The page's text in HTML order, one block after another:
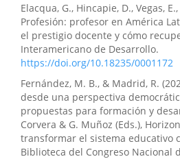
Elacqua, G., Hincapie, D., Vegas,
Profesión: profesor en América
el prestigio docente y cómo
Interamericano de Desarrollo.
https://doi.org/10.18235/0001172
Fernández, M. B., & Madrid, R.
desde una perspectiva
propuestas para formación y
Corvera & G. Muñoz (Eds.),
transformar el sistema educativo
Biblioteca del Congreso Nacional